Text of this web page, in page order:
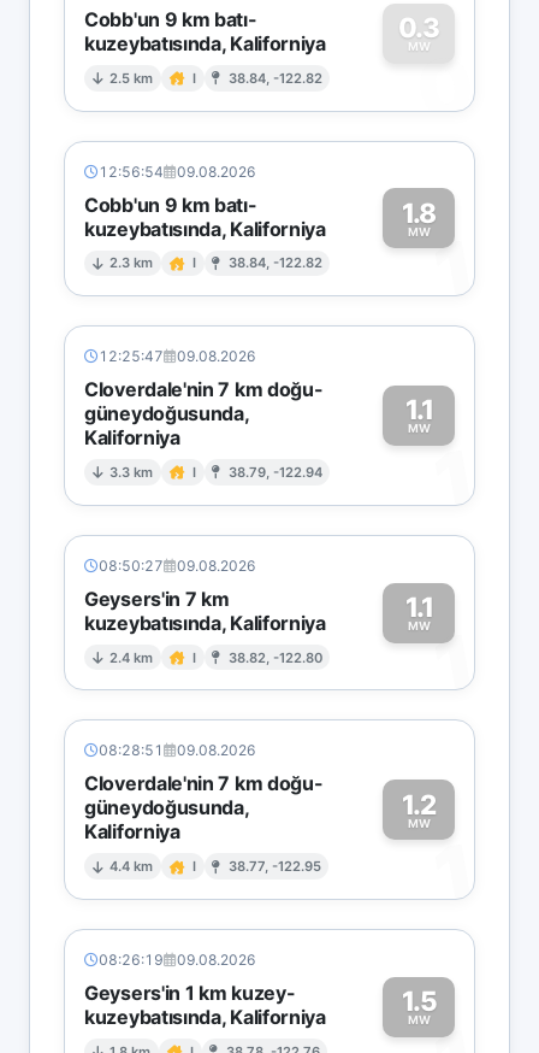
Cobb'un 9 km batı-
kuzeybatısında, Kaliforniya
2.5 km I 38.84, -122.82
0.3
MW
0
12:56:54 09.08.2026
Cobb'un 9 km batı-
kuzeybatısında, Kaliforniya
2.3 km I 38.84, -122.82
1.8
MW1
12:25:47 09.08.2026
Cloverdale'nin 7 km doğu-
güneydoğusunda,
Kaliforniya
3.3 km I 38.79, -122.94
1.1
MW
1
08:50:27 09.08.2026
Geysers'in 7 km
kuzeybatısında, Kaliforniya
2.4 km I 38.82, -122.80
1.1
MW1
08:28:51 09.08.2026
Cloverdale'nin 7 km doğu-
güneydoğusunda,
Kaliforniya
4.4 km I 38.77, -122.95
1.2
MW
1
08:26:19 09.08.2026
Geysers'in 1 km kuzey-
kuzeybatısında, Kaliforniya
1.5
MW